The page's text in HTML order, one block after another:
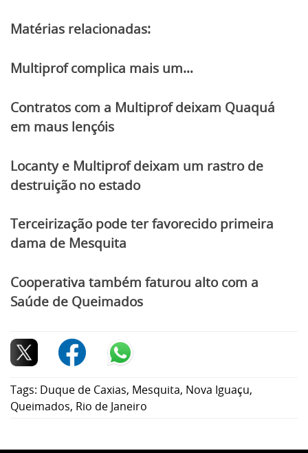
Matérias relacionadas:
Multiprof complica mais um…
Contratos com a Multiprof deixam Quaquá
em maus lençóis
Locanty e Multiprof deixam um rastro de
destruição no estado
Terceirização pode ter favorecido primeira
dama de Mesquita
Cooperativa também faturou alto com a
Saúde de Queimados
Tags: Duque de Caxias, Mesquita, Nova Iguaçu,
Queimados, Rio de Janeiro